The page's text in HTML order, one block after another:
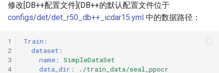
修改[DB++配置文件](DB++的默认配置文件位于
configs/det/det_r50_db++_icdar15.yml 中的数据路径：
1
2
3
4
Train :
dataset :
name :
SimpleDataSet
data_dir :
./train_data/seal_ppocr